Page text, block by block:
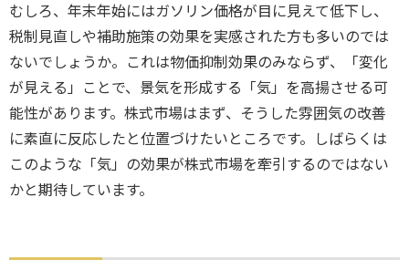
むしろ、年末年始にはガソリン価格が目に見えて低下し、
税制見直しや補助施策の効果を実感された方も多いのでは
ないでしょうか。これは物価抑制効果のみならず、「変化
が見える」ことで、景気を形成する「気」を高揚させる可
能性があります。株式市場はまず、そうした雰囲気の改善
に素直に反応したと位置づけたいところです。しばらくは
このような「気」の効果が株式市場を牽引するのではない
かと期待しています。